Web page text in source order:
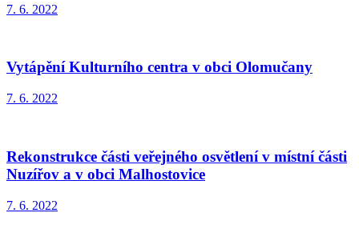
7. 6. 2022
Vytápění Kulturního centra v obci Olomučany
7. 6. 2022
Rekonstrukce části veřejného osvětlení v místní části
Nuzířov a v obci Malhostovice
7. 6. 2022